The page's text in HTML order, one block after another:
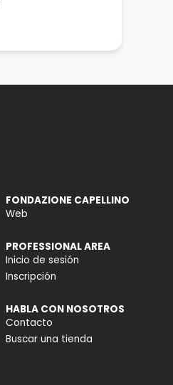
FONDAZIONE CAPELLINO
Web
PROFESSIONAL AREA
Inicio de sesión
Inscripción
HABLA CON NOSOTROS
Contacto
Buscar una tienda